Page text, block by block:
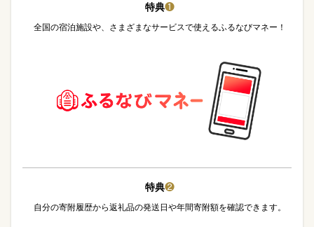
特典❶
全国の宿泊施設や、さまざまなサービスで使えるふるなびマネー！
特典❷
自分の寄附履歴から返礼品の発送日や年間寄附額を確認できます。